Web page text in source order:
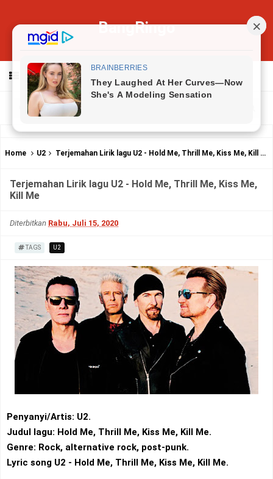
BangRingo
MENU
Home U2 Terjemahan Lirik lagu U2 - Hold Me, Thrill Me, Kiss Me, Kill Me
Terjemahan Lirik lagu U2 - Hold Me, Thrill Me, Kiss Me,
Kill Me
Diterbitkan Rabu, Juli 15, 2020
TAGS U2
Penyanyi/Artis: U2.
Judul lagu: Hold Me, Thrill Me, Kiss Me, Kill Me.
Genre: Rock‎, ‎alternative rock‎, ‎post-punk.
Lyric song U2 - Hold Me, Thrill Me, Kiss Me, Kill Me.